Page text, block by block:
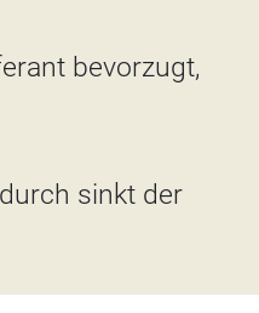
bevorzugt,
sinkt der